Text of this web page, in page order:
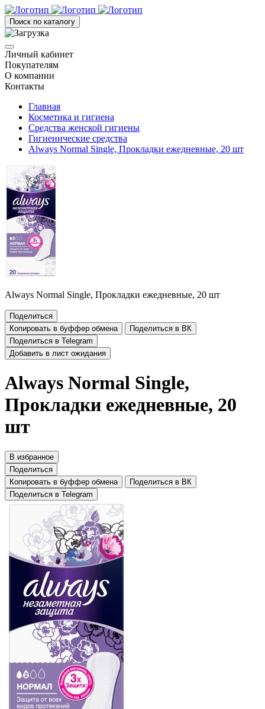
Поиск по каталогу
Личный кабинет
Покупателям
О компании
Контакты
Главная
Косметика и гигиена
Средства женской гигиены
Гигиенические средства
Always Normal Single, Прокладки ежедневные, 20 шт
Always Normal Single, Прокладки ежедневные, 20 шт
Поделиться
Копировать в буффер обмена
Поделиться в ВК
Поделиться в Telegram
Добавить в лист ожидания
Always Normal Single,
Прокладки ежедневные, 20
шт
В избранное
Поделиться
Копировать в буффер обмена
Поделиться в ВК
Поделиться в Telegram